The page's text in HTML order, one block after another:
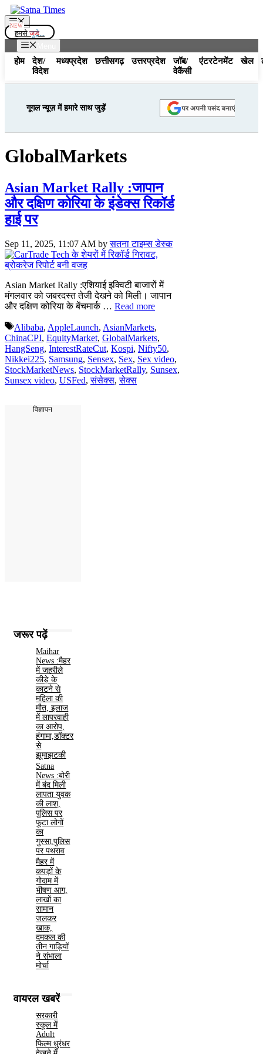
Skip
to
content
Menu
हमसे जुड़े...
होम
देश/
विदेश
मध्यप्रदेश छत्तीसगढ़ उत्तरप्रदेश
जॉब/
वेकैंसी
एंटरटेनमेंट खेल
गूगल न्यूज़ में हमारे साथ जुड़ें
GlobalMarkets
Asian Market Rally :जापान
और दक्षिण कोरिया के इंडेक्स रिकॉर्ड
हाई पर
Sep 11, 2025, 11:07 AM byसतना टाइम्स डेस्क
Asian Market Rally :एशियाई इक्विटी बाजारों में
मंगलवार को जबरदस्त तेजी देखने को मिली। जापान
और दक्षिण कोरिया के बेंचमार्क … Read more
Tags
Alibaba, AppleLaunch, AsianMarkets,
ChinaCPI, EquityMarket, GlobalMarkets,
HangSeng, InterestRateCut, Kospi, Nifty50,
Nikkei225, Samsung, Sensex, Sex, Sex video,
StockMarketNews, StockMarketRally, Sunsex,
Sunsex video, USFed,संसेक्स,सेक्स
विज्ञापन
जरूर पढ़ें
Maihar
News :मैहर
में जहरीले
कीड़े के
काटने से
महिला की
मौत, इलाज
में लापरवाही
का आरोप,
हंगामा,डॉक्टर
से
झूमाझटकी
Satna
News :बोरी
में बंद मिली
लापता युवक
की लाश,
पुलिस पर
फूटा लोगों
का
गुस्सा,पुलिस
पर पथराव
मैहर में
कपड़ों के
गोदाम में
भीषण आग,
लाखों का
सामान
जलकर
खाक,
दमकल की
तीन गाड़ियों
ने संभाला
मोर्चा
वायरल खबरें
सरकारी
स्कूल में
Adult
फिल्म धुरंधर